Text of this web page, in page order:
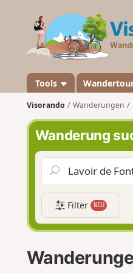
Tools
Visorando Wanderungen
Wanderung
Filter NEU